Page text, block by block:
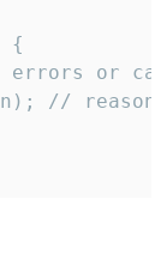
{
errors or
//